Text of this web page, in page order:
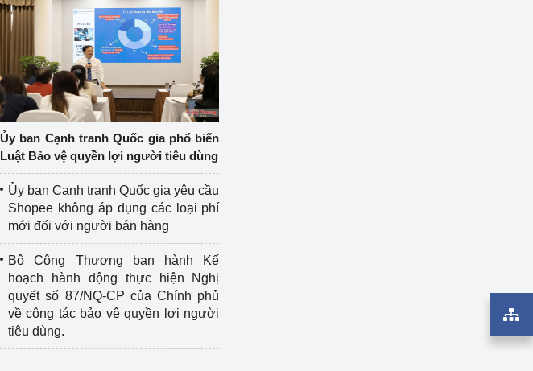
Ủy ban Cạnh tranh Quốc gia phổ biến
Luật Bảo vệ quyền lợi người tiêu dùng
Ủy ban Cạnh tranh Quốc gia yêu cầu
Shopee không áp dụng các loại phí
mới đối với người bán hàng
Bộ Công Thương ban hành Kế
hoạch hành động thực hiện Nghị
quyết số 87/NQ-CP của Chính phủ
về công tác bảo vệ quyền lợi người
tiêu dùng.